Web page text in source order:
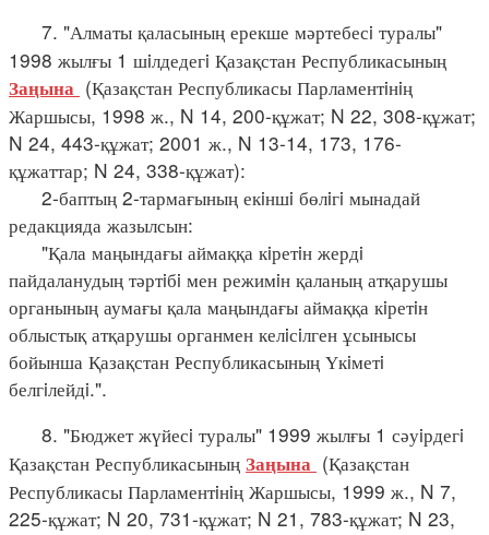
7. "Алматы қаласының ерекше мәртебесi туралы"
1998 жылғы 1 шiлдедегi Қазақстан Республикасының
Заңына (Қазақстан Республикасы Парламентiнiң
Жаршысы, 1998 ж., N 14, 200-құжат; N 22, 308-құжат;
N 24, 443-құжат; 2001 ж., N 13-14, 173, 176-
құжаттар; N 24, 338-құжат):
2-баптың 2-тармағының екiншi бөлiгi мынадай
редакцияда жазылсын:
"Қала маңындағы аймаққа кiретiн жердi
пайдаланудың тәртiбi мен режимiн қаланың атқарушы
органының аумағы қала маңындағы аймаққа кiретiн
облыстық атқарушы органмен келiсiлген ұсынысы
бойынша Қазақстан Республикасының Үкiметi
белгiлейдi.".
8. "Бюджет жүйесi туралы" 1999 жылғы 1 сәуiрдегi
Қазақстан Республикасының Заңына (Қазақстан
Республикасы Парламентiнiң Жаршысы, 1999 ж., N 7,
225-құжат; N 20, 731-құжат; N 21, 783-құжат; N 23,